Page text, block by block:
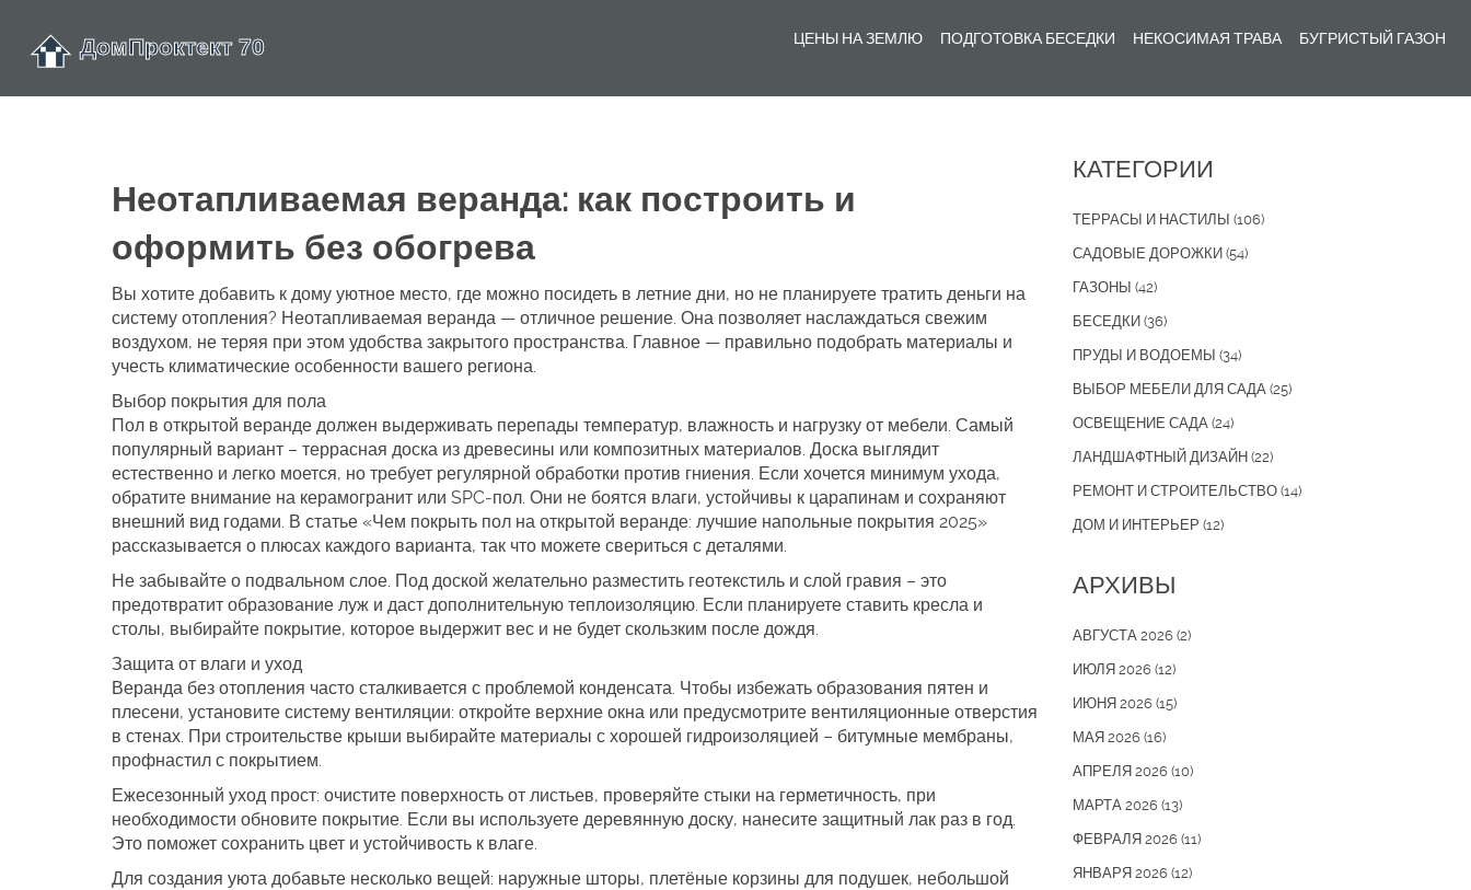
ЦЕНЫ НА ЗЕМЛЮ ПОДГОТОВКА БЕСЕДКИ НЕКОСИМАЯ ТРАВА БУГРИСТЫЙ ГАЗОН
Неотапливаемая веранда: как построить и
оформить без обогрева
Вы хотите добавить к дому уютное место, где можно посидеть в летние дни, но не планируете тратить деньги на
систему отопления? Неотапливаемая веранда — отличное решение. Она позволяет наслаждаться свежим
воздухом, не теряя при этом удобства закрытого пространства. Главное — правильно подобрать материалы и
учесть климатические особенности вашего региона.
Выбор покрытия для пола
Пол в открытой веранде должен выдерживать перепады температур, влажность и нагрузку от мебели. Самый
популярный вариант – террасная доска из древесины или композитных материалов. Доска выглядит
естественно и легко моется, но требует регулярной обработки против гниения. Если хочется минимум ухода,
обратите внимание на керамогранит или SPC‑пол. Они не боятся влаги, устойчивы к царапинам и сохраняют
внешний вид годами. В статье «Чем покрыть пол на открытой веранде: лучшие напольные покрытия 2025»
рассказывается о плюсах каждого варианта, так что можете свериться с деталями.
Не забывайте о подвальном слое. Под доской желательно разместить геотекстиль и слой гравия – это
предотвратит образование луж и даст дополнительную теплоизоляцию. Если планируете ставить кресла и
столы, выбирайте покрытие, которое выдержит вес и не будет скользким после дождя.
Защита от влаги и уход
Веранда без отопления часто сталкивается с проблемой конденсата. Чтобы избежать образования пятен и
плесени, установите систему вентиляции: откройте верхние окна или предусмотрите вентиляционные отверстия
в стенах. При строительстве крыши выбирайте материалы с хорошей гидроизоляцией – битумные мембраны,
профнастил с покрытием.
Ежесезонный уход прост: очистите поверхность от листьев, проверяйте стыки на герметичность, при
необходимости обновите покрытие. Если вы используете деревянную доску, нанесите защитный лак раз в год.
Это поможет сохранить цвет и устойчивость к влаге.
Для создания уюта добавьте несколько вещей: наружные шторы, плетёные корзины для подушек, небольшой
КАТЕГОРИИ
ТЕРРАСЫ И НАСТИЛЫ (106)
САДОВЫЕ ДОРОЖКИ (54)
ГАЗОНЫ (42)
БЕСЕДКИ (36)
ПРУДЫ И ВОДОЕМЫ (34)
ВЫБОР МЕБЕЛИ ДЛЯ САДА (25)
ОСВЕЩЕНИЕ САДА (24)
ЛАНДШАФТНЫЙ ДИЗАЙН (22)
РЕМОНТ И СТРОИТЕЛЬСТВО (14)
ДОМ И ИНТЕРЬЕР (12)
АРХИВЫ
АВГУСТА 2026 (2)
ИЮЛЯ 2026 (12)
ИЮНЯ 2026 (15)
МАЯ 2026 (16)
АПРЕЛЯ 2026 (10)
МАРТА 2026 (13)
ФЕВРАЛЯ 2026 (11)
ЯНВАРЯ 2026 (12)